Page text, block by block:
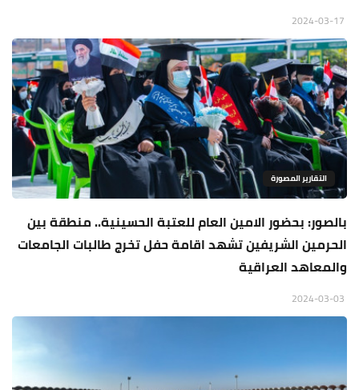
التقارير المصورة
بالصور: بحضور الامين العام للعتبة الحسينية.. منطقة بين
الحرمين الشريفين تشهد اقامة حفل تخرج طالبات الجامعات
والمعاهد العراقية